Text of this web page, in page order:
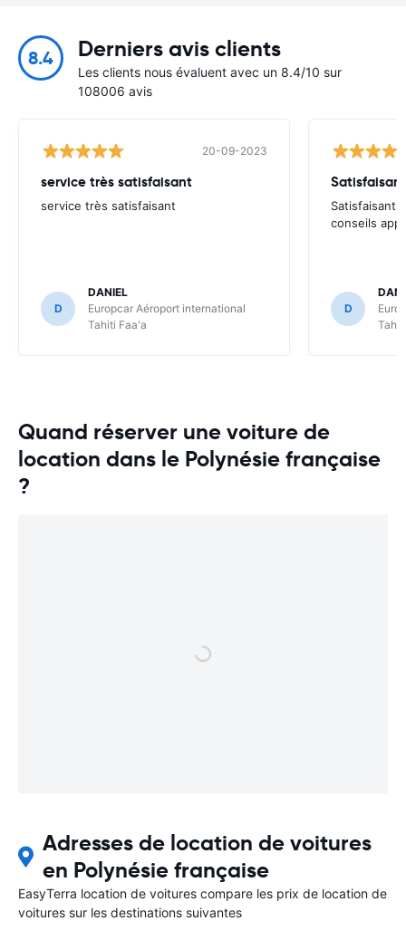
8.4 Derniers avis clients
Les clients nous évaluent avec un 8.4/10 sur
108006 avis
20-09-2023
service très satisfaisant
service très satisfaisant
D
DANIEL
Europcar Aéroport international
Tahiti Faa'a
Satisfaisant,
conseils
D
Quand réserver une voiture de
location dans le Polynésie française
?
Adresses de location de voitures
en Polynésie française
EasyTerra location de voitures compare les prix de location de
voitures sur les destinations suivantes